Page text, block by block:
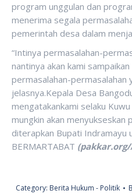
program unggulan dan
menerima segala
pemerintah desa dalam
“Intinya permasalahan-
nantinya akan kami
permasalahan-permasalahan
jelasnya.Kepala Desa
mengatakankami selaku
mungkin akan menyukseskan
diterapkan Bupati Indramayu
BERMARTABAT
Category: Berita Hukum - Politik